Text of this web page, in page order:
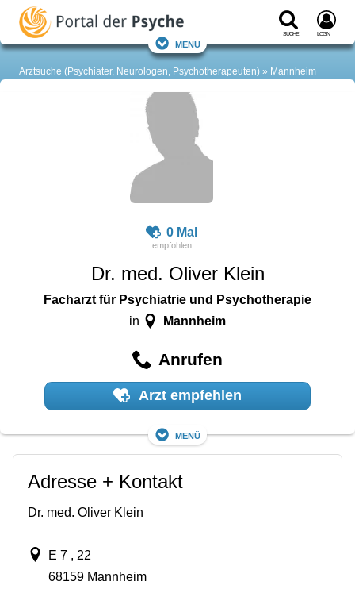
Suche Login
Menü
Arztsuche (Psychiater, Neurologen, Psychotherapeuten) Mannheim
0 Mal
Dr. med. Oliver Klein
Facharzt für Psychiatrie und Psychotherapie
in Mannheim
Anrufen
Arzt empfehlen
Menü
Adresse + Kontakt
Dr. med. Oliver Klein
E 7 , 22
68159 Mannheim